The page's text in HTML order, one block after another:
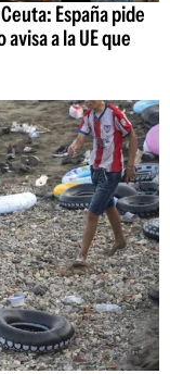
España pide
a la UE que